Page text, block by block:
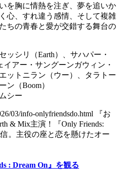
を胸に情熱を注ぎ、夢を追いか
心、すれ違う感情、そして複雑
の青春と愛が交錯する舞台の
ッシリ（Earth）、サハパー・
アー・サングーンガウィン・
ットニラン（ウー）、タラトー
ン（Boom）
シー
03/info-onlyfriendsdo.html 『お
& Mix主演！『Only Friends:
。主役の座と恋を懸けたオー
: Dream On』を観る